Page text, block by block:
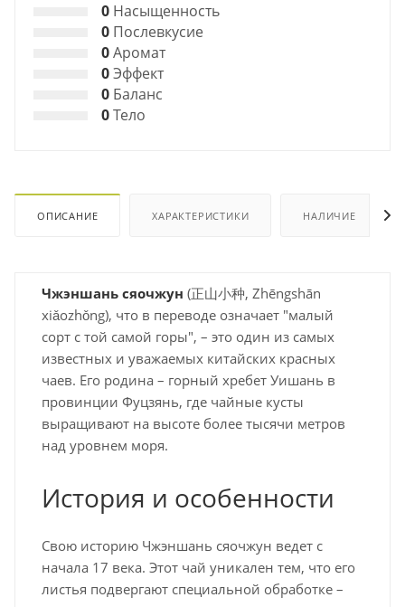
0 Насыщенность
0 Послевкусие
0Аромат
0Эффект
0 Баланс
0Тело
ОПИСАНИЕ ХАРАКТЕРИСТИКИ НАЛИЧИЕ
Чжэншань сяочжун (正山小种, Zhēngshān
xiǎozhǒng), что в переводе означает "малый
сорт с той самой горы", – это один из самых
известных и уважаемых китайских красных
чаев. Его родина – горный хребет Уишань в
провинции Фуцзянь, где чайные кусты
выращивают на высоте более тысячи метров
над уровнем моря.
История и особенности
Свою историю Чжэншань сяочжун ведет с
начала 17 века. Этот чай уникален тем, что его
листья подвергают специальной обработке –